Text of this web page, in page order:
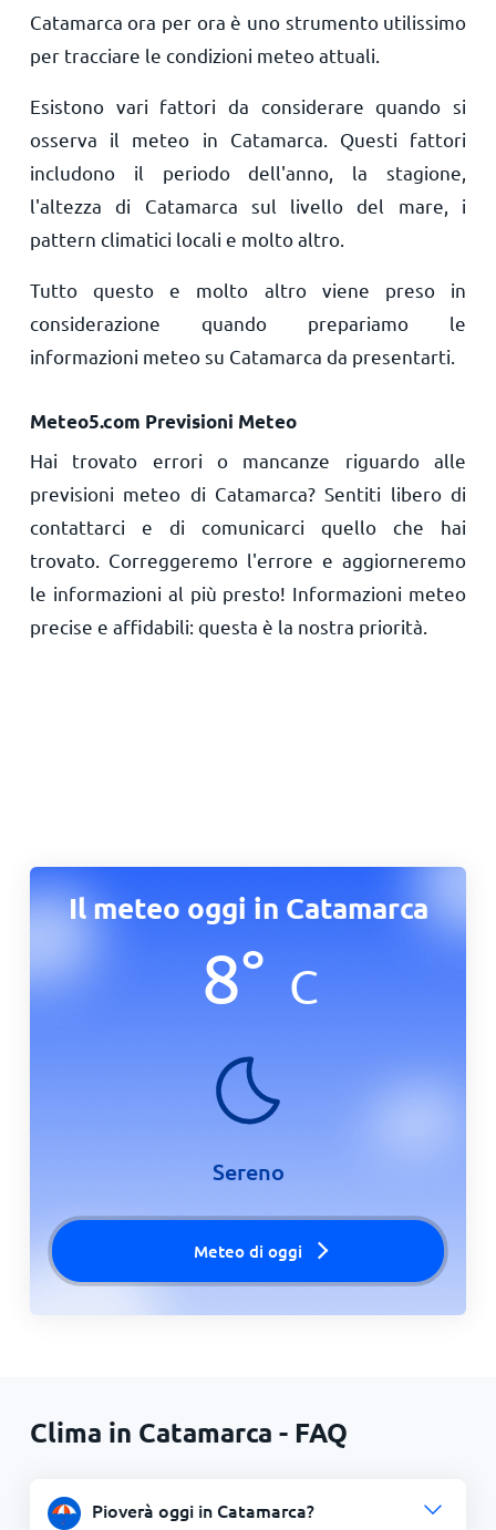
Catamarca ora per ora è uno strumento utilissimo
per tracciare le condizioni meteo attuali.
Esistono vari fattori da considerare quando si
osserva il meteo in Catamarca. Questi fattori
includono il periodo dell'anno, la stagione,
l'altezza di Catamarca sul livello del mare, i
pattern climatici locali e molto altro.
Tutto questo e molto altro viene preso in
considerazione quando prepariamo le
informazioni meteo su Catamarca da presentarti.
Meteo5.com Previsioni Meteo
Hai trovato errori o mancanze riguardo alle
previsioni meteo di Catamarca? Sentiti libero di
contattarci e di comunicarci quello che hai
trovato. Correggeremo l'errore e aggiorneremo
le informazioni al più presto! Informazioni meteo
precise e affidabili: questa è la nostra priorità.
Il meteo oggi in Catamarca
8° C
Sereno
Meteo di oggi
Clima in Catamarca - FAQ
Pioverà oggi in Catamarca?